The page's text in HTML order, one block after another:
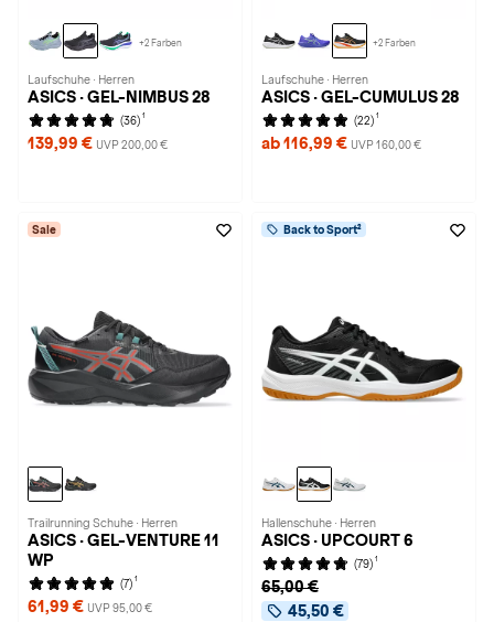
+2 Farben
Laufschuhe · Herren
ASICS · GEL-NIMBUS 28
(36) 1
139,99 € UVP 200,00 €
+2 Farben
Laufschuhe · Herren
ASICS · GEL-CUMULUS 28
(22) 1
ab 116,99 € UVP 160,00 €
Sale
Trailrunning Schuhe · Herren
ASICS · GEL-VENTURE 11
WP
(7) 1
61,99 € UVP 95,00 €
Back to Sport²
Hallenschuhe · Herren
ASICS · UPCOURT 6
(79) 1
65,00 €
45,50 €